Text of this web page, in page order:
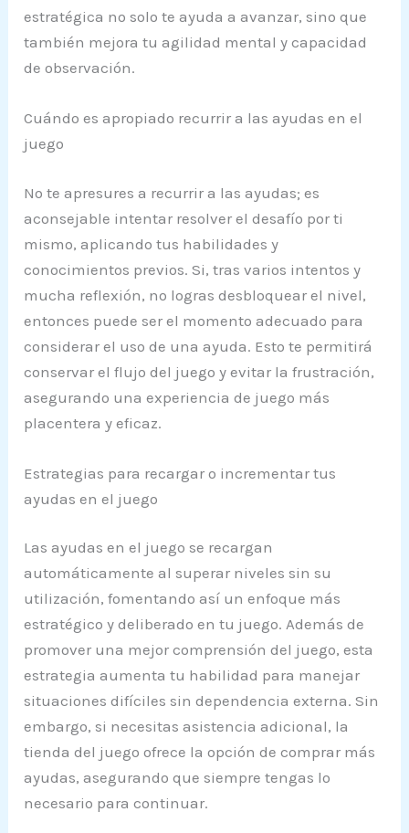
estratégica no solo te ayuda a avanzar, sino que
también mejora tu agilidad mental y capacidad
de observación.
Cuándo es apropiado recurrir a las ayudas en el
juego
No te apresures a recurrir a las ayudas; es
aconsejable intentar resolver el desafío por ti
mismo, aplicando tus habilidades y
conocimientos previos. Si, tras varios intentos y
mucha reflexión, no logras desbloquear el nivel,
entonces puede ser el momento adecuado para
considerar el uso de una ayuda. Esto te permitirá
conservar el flujo del juego y evitar la frustración,
asegurando una experiencia de juego más
placentera y eficaz.
Estrategias para recargar o incrementar tus
ayudas en el juego
Las ayudas en el juego se recargan
automáticamente al superar niveles sin su
utilización, fomentando así un enfoque más
estratégico y deliberado en tu juego. Además de
promover una mejor comprensión del juego, esta
estrategia aumenta tu habilidad para manejar
situaciones difíciles sin dependencia externa. Sin
embargo, si necesitas asistencia adicional, la
tienda del juego ofrece la opción de comprar más
ayudas, asegurando que siempre tengas lo
necesario para continuar.